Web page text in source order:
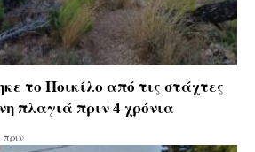
το Ποικίλο από τις στάχτες
πλαγιά πριν 4 χρόνια